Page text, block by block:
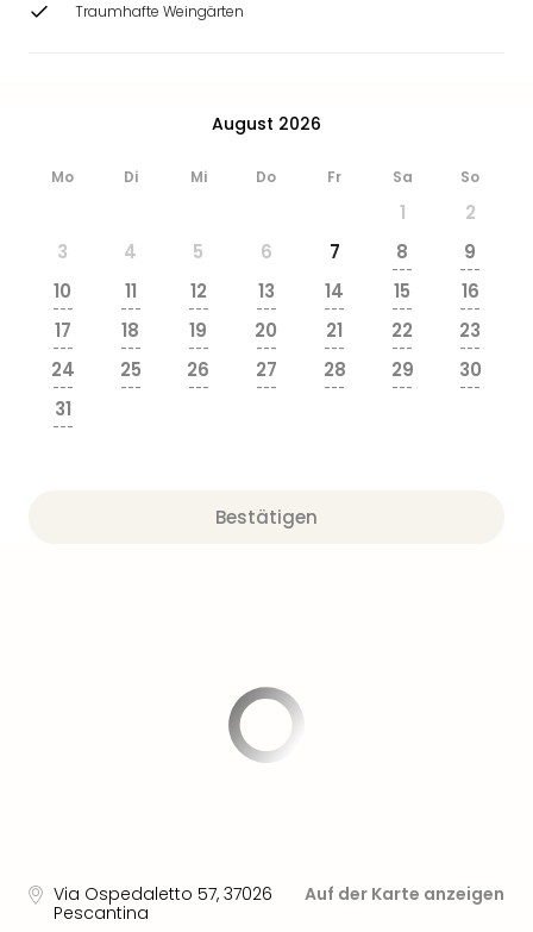
Traumhafte Weingärten
August 2026
Mo Di Mi Do Fr Sa So
1
2
3
4 5 6 7 8
---
9
---
10
---
11
---
12
---
13
---
14
---
15
---
16
---
17
---
18
---
19
---
20
---
21
---
22
---
23
---
24
---
25
---
26
---
27
---
28
---
29
---
30
---
31
---
Bestätigen
Via Ospedaletto 57, 37026
Pescantina
Auf der Karte anzeigen